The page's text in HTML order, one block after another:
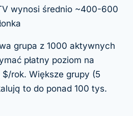
wynosi średnio ~400-600
grupa z 1000 aktywnych
płatny poziom na
rok. Większe grupy (5
to do ponad 100 tys.